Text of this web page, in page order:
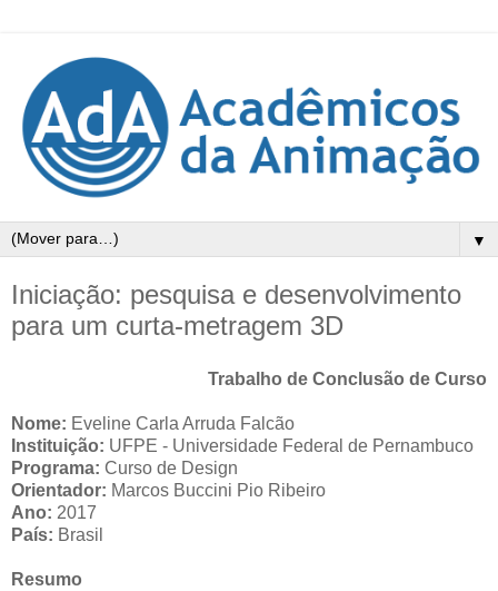
▼
Iniciação: pesquisa e desenvolvimento
para um curta-metragem 3D
Trabalho de Conclusão de Curso
Nome: Eveline Carla Arruda Falcão
Instituição: UFPE - Universidade Federal de Pernambuco
Programa: Curso de Design
Orientador: Marcos Buccini Pio Ribeiro
Ano: 2017
País: Brasil
Resumo